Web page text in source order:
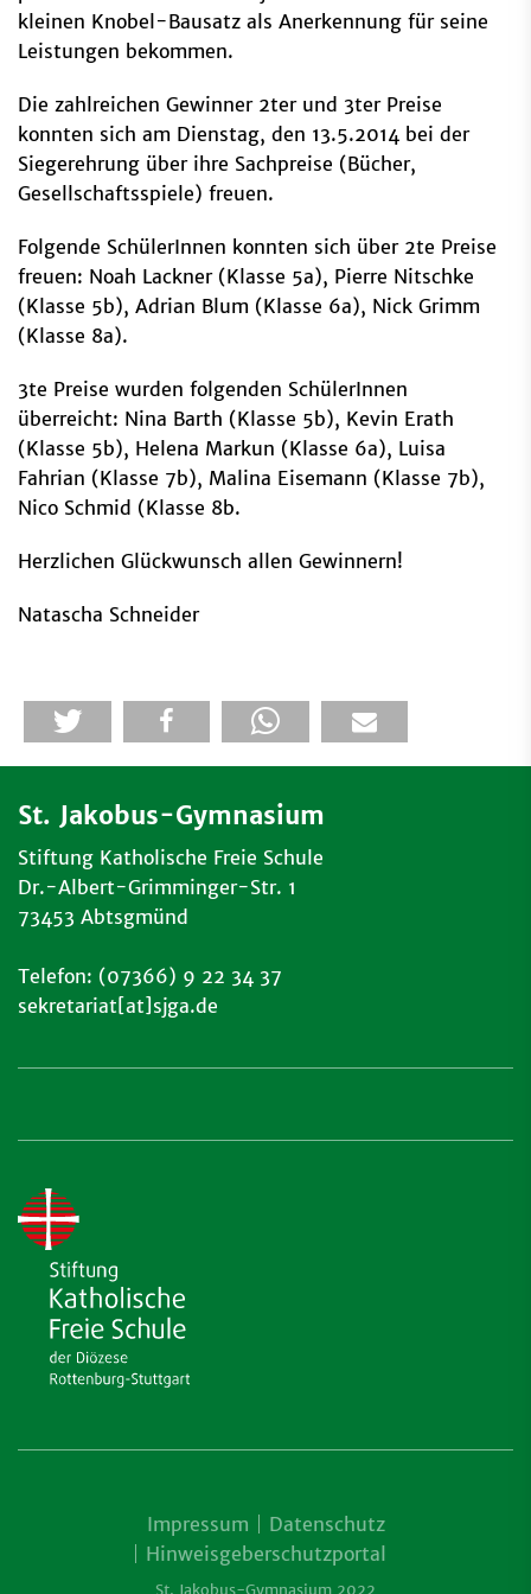
kleinen Knobel-Bausatz als Anerkennung für seine
Leistungen bekommen.
Die zahlreichen Gewinner 2ter und 3ter Preise
konnten sich am Dienstag, den 13.5.2014 bei der
Siegerehrung über ihre Sachpreise (Bücher,
Gesellschaftsspiele) freuen.
Folgende SchülerInnen konnten sich über 2te Preise
freuen: Noah Lackner (Klasse 5a), Pierre Nitschke
(Klasse 5b), Adrian Blum (Klasse 6a), Nick Grimm
(Klasse 8a).
3te Preise wurden folgenden SchülerInnen
überreicht: Nina Barth (Klasse 5b), Kevin Erath
(Klasse 5b), Helena Markun (Klasse 6a), Luisa
Fahrian (Klasse 7b), Malina Eisemann (Klasse 7b),
Nico Schmid (Klasse 8b.
Herzlichen Glückwunsch allen Gewinnern!
Natascha Schneider
St. Jakobus-Gymnasium
Stiftung Katholische Freie Schule
Dr.-Albert-Grimminger-Str. 1
73453 Abtsgmünd
Telefon: (07366) 9 22 34 37
sekretariat[at]sjga.de
St. Jakobus-Gymnasium 2022
Impressum
Datenschutz
Hinweisgeberschutzportal